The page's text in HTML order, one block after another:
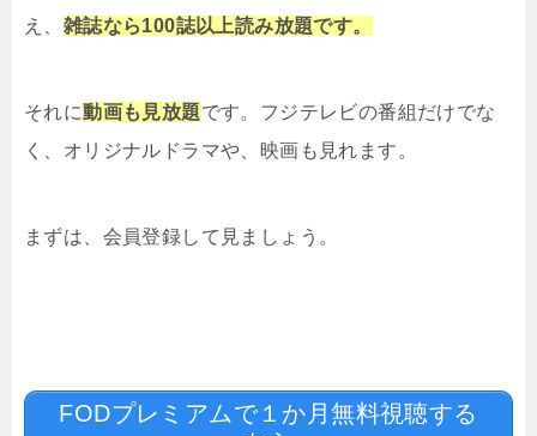
え、 雑誌なら100誌以上読み放題です。
それに動画も見放題です。フジテレビの番組だけでな
く、オリジナルドラマや、映画も見れます。
まずは、会員登録して見ましょう。
FODプレミアムで１か月無料視聴する